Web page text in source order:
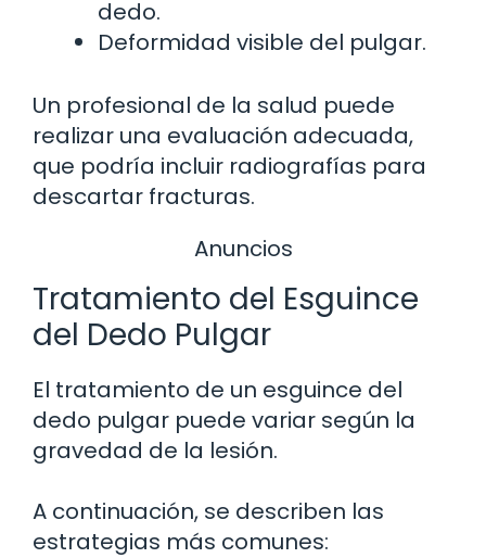
dedo.
Deformidad visible del pulgar.
Un profesional de la salud puede
realizar una evaluación adecuada,
que podría incluir radiografías para
descartar fracturas.
Anuncios
Tratamiento del Esguince
del Dedo Pulgar
El tratamiento de un esguince del
dedo pulgar puede variar según la
gravedad de la lesión.
A continuación, se describen las
estrategias más comunes: